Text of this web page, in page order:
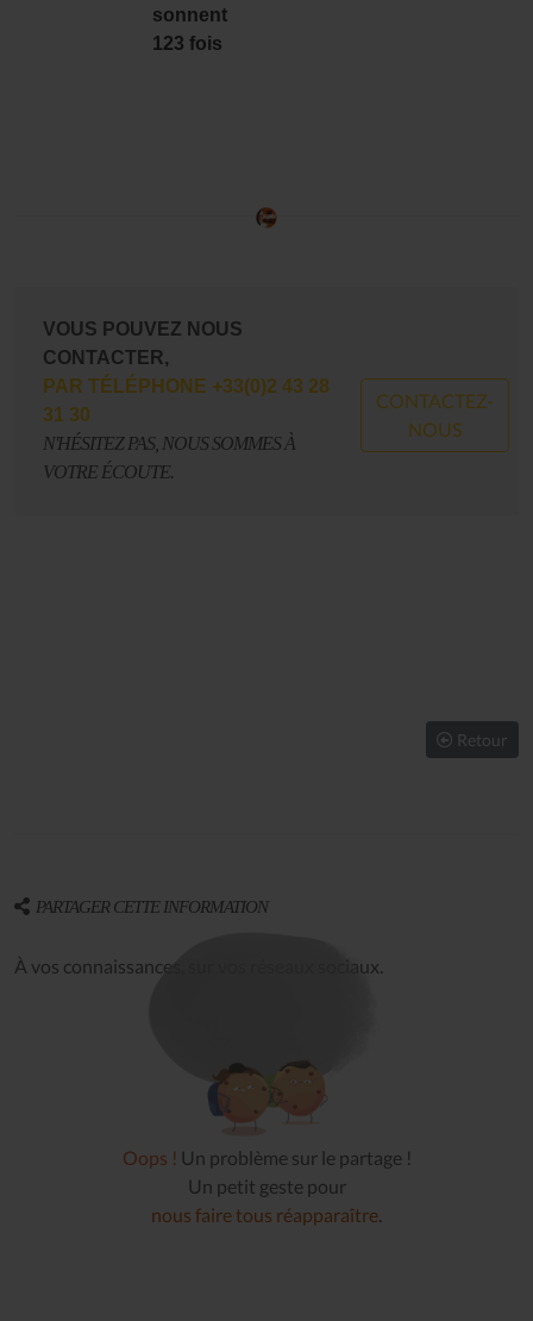
sonnent
123 fois
VOUS POUVEZ NOUS
CONTACTER,
PAR EMAIL
CONTACT@LESALLUMESDUJAZZ.COM
N'HÉSITEZ PAS, NOUS SOMMES À
VOTRE ÉCOUTE.
CONTACTEZ-
NOUS
Retour
PARTAGER CETTE INFORMATION
À vos connaissances, sur vos réseaux sociaux.
Oops ! Un problème sur le partage !
Un petit geste pour
nous faire tous réapparaître